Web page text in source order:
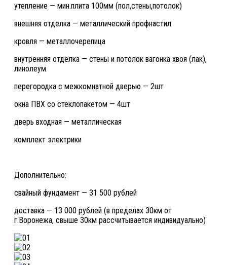
утепление — мин.плита 100мм (пол,стены,потолок)
внешняя отделка — металлический профнастил
кровля — металлочерепица
внутренняя отделка — стены и потолок вагонка хвоя (лак),
линолеум
перегородка с межкомнатной дверью — 2шт
окна ПВХ со стеклопакетом — 4шт
дверь входная — металлическая
комплект электрики
Дополнительно:
свайный фундамент — 31 500 рублей
доставка — 13 000 рублей (в пределах 30км от
г.Воронежа, свыше 30км рассчитывается индивидуально)